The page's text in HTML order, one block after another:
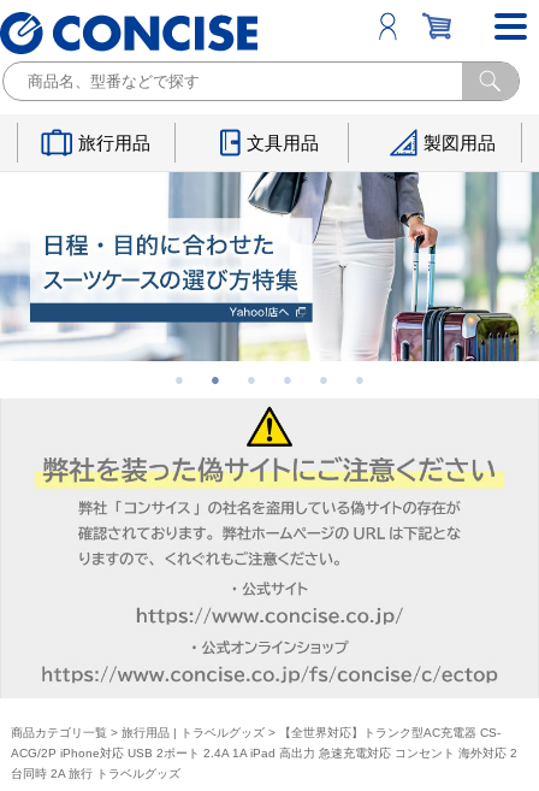
旅行用品 文具用品 製図用品
商品カテゴリ一覧 > 旅行用品 | トラベルグッズ> 【全世界対応】トランク型AC充電器 CS-
ACG/2P iPhone対応 USB 2ポート 2.4A 1A iPad 高出力 急速充電対応 コンセント 海外対応 2
台同時 2A 旅行 トラベルグッズ